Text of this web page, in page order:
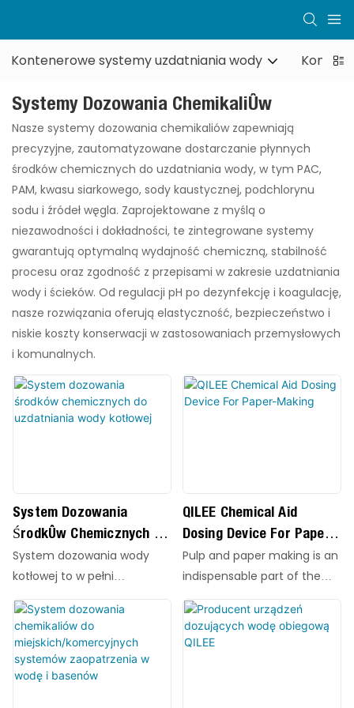
Kontenerowe systemy uzdatniania wody
Systemy Dozowania Chemikaliów
Nasze systemy dozowania chemikaliów zapewniają
precyzyjne, zautomatyzowane dostarczanie płynnych
środków chemicznych do uzdatniania wody, w tym PAC,
PAM, kwasu siarkowego, sody kaustycznej, podchlorynu
sodu i źródeł węgla. Zaprojektowane z myślą o
niezawodności i dokładności, te zintegrowane systemy
gwarantują optymalną wydajność chemiczną, stabilność
procesu oraz zgodność z przepisami w zakresie uzdatniania
wody i ścieków. Od regulacji pH po dezynfekcję i koagulację,
nasze rozwiązania oferują elastyczność, bezpieczeństwo i
niskie koszty konserwacji w zastosowaniach przemysłowych
i komunalnych.
System Dozowania
Środków Chemicznych Do
Uzdatniania Wody
Kotłowej
System dozowania wody
kotłowej to w pełni
zautomatyzowane,
zintegrowane urządzenie,
zaprojektowane specjalnie
do utrzymania jakości wody
w kotłach przemysłowych.
QILEE Chemical Aid
Dosing Device For Paper-
Making
Pulp and paper making is an
indispensable part of the
paper-making process, and
it plays a crucial role in the
quality and cost of paper.